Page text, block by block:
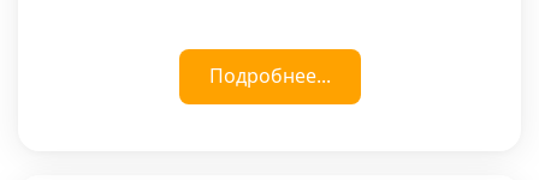
Подробнее...